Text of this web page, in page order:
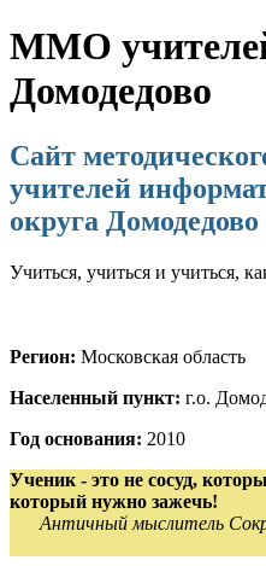
ММО
Домодедово
Сайт
учителей
округа Домодедово
Учиться, учиться и учиться,
Регион: Московская область
Населенный пункт: г.о.
Год основания: 2010
Ученик - это не сосуд,
который нужно зажечь!
Античный мыслитель